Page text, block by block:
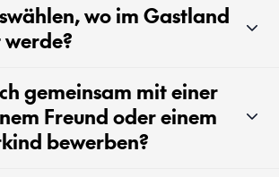
wo im Gastland
gemeinsam mit einer
Freund oder einem
bewerben?